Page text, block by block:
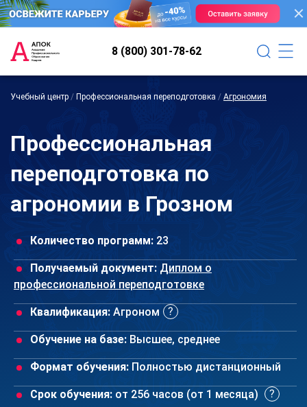
8 (800) 301-78-62
Учебный центр / Профессиональная переподготовка / Агрономия
Профессиональная
переподготовка по
агрономии в Грозном
Количество программ: 23
Получаемый документ: Диплом о
профессиональной переподготовке
Квалификация: Агроном
Обучение на базе: Высшее, среднее
Формат обучения: Полностью дистанционный
Срок обучения: от 256 часов (от 1 месяца)